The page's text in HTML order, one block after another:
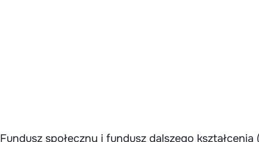
Fundusz społeczny i fundusz dalszego